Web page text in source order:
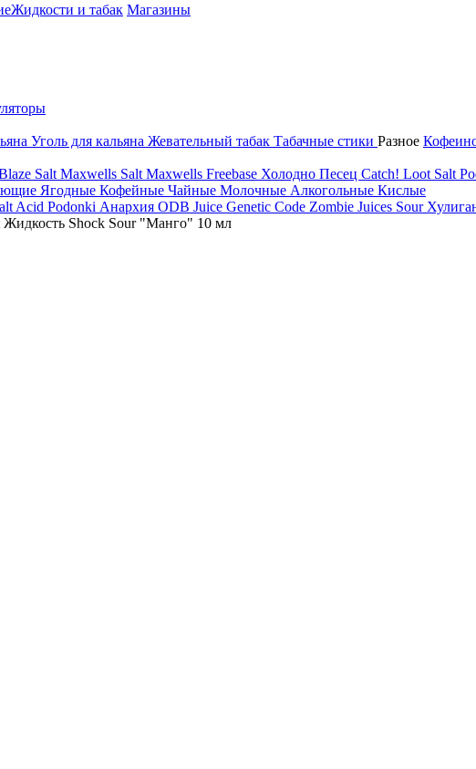
Жидкости и табак Магазины
Уголь для кальяна Жевательный табак Табачные стики Разное
Salt Maxwells Salt Maxwells Freebase Холодно Песец Catch! Loot Salt
Ягодные Кофейные Чайные Молочные Алкогольные Кислые
Acid Podonki Анархия ODB Juice Genetic Code Zombie Juices Sour
Жидкость Shock Sour "Манго" 10 мл